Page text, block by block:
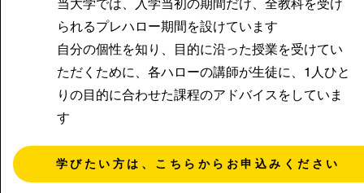
当大学では、入学当初の期間だけ、全教科を受け
られるプレハロー期間を設けています
自分の個性を知り、目的に沿った授業を受けてい
ただくために、各ハローの講師が生徒に、1人ひと
りの目的に合わせた課程のアドバイスをしていま
す​
学びたい方は、こちらからお申込みください